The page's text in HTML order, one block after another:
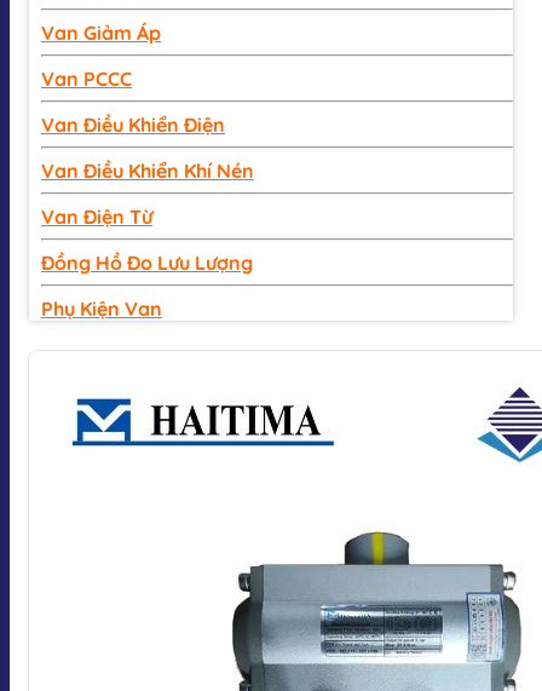
Van Giảm Áp
Van PCCC
Van Điều Khiển Điện
Van Điều Khiển Khí Nén
Van Điện Từ
Đồng Hồ Đo Lưu Lượng
Phụ Kiện Van